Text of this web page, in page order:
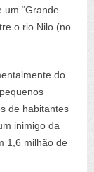
“Grande
o rio Nilo (no
do
de habitantes
inimigo da
1,6 milhão de